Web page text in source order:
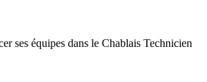
ses équipes dans le Chablais Technicien